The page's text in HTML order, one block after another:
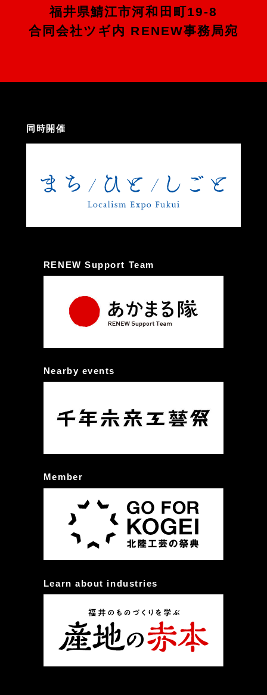
福井県鯖江市河和田町19-8
合同会社ツギ内 RENEW事務局宛
同時開催
RENEW Support Team
Nearby events
Member
Learn about industries